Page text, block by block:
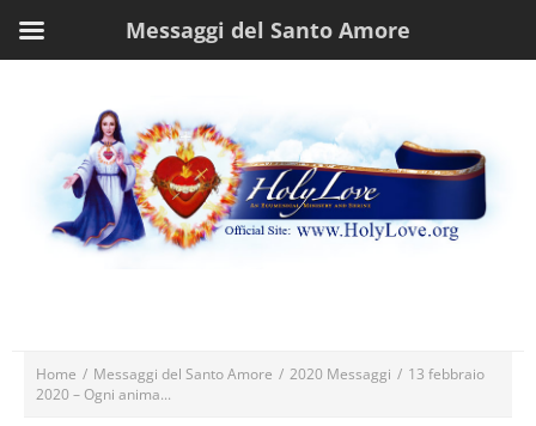
Home / Messaggi del Santo Amore / 2020 Messaggi / 13 febbraio
2020 – Ogni anima...
Messaggi del Santo Amore